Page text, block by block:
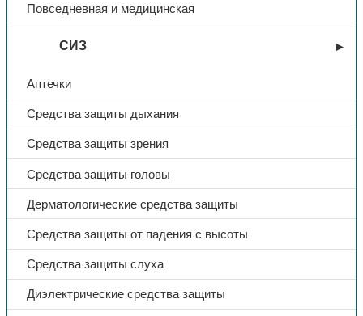
Повседневная и медицинская
СИЗ
Аптечки
Средства защиты дыхания
Средства защиты зрения
Средства защиты головы
Дерматологические средства защиты
Средства защиты от падения с высоты
Средства защиты слуха
Диэлектрические средства защиты